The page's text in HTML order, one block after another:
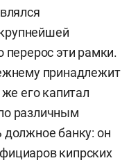
перерос эти рамки.
принадлежит
его капитал
различным
банку: он
кипрских